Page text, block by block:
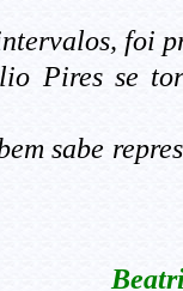
foi
Pires se
sabe